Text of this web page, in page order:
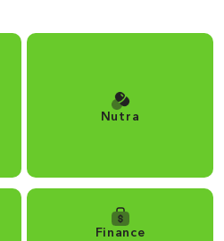
Nutra
Finance